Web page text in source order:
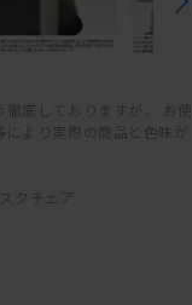
底しておりますが、 お使
より実際の商品と色味が
クチェア